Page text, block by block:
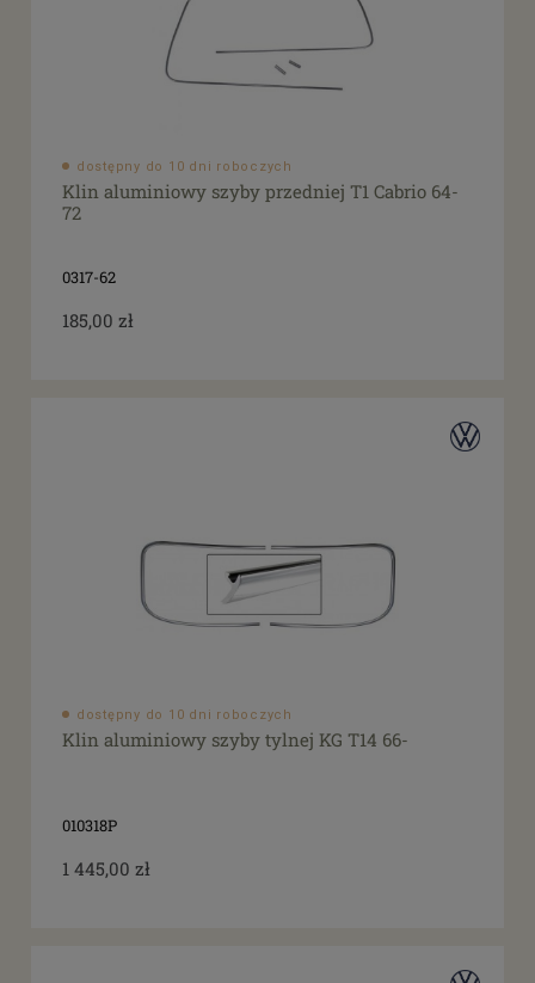
dostępny do 10 dni roboczych
Klin aluminiowy szyby przedniej T1 Cabrio 64-
72
0317-62
185,00 zł
dostępny do 10 dni roboczych
Klin aluminiowy szyby tylnej KG T14 66-
010318P
1 445,00 zł